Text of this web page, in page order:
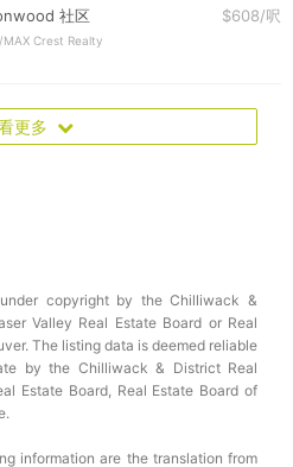
社区 $608/呎
MAX Crest Realty
更多
copyright by the Chilliwack &
Valley Real Estate Board or Real
The listing data is deemed reliable
by the Chilliwack & District Real
Estate Board, Real Estate Board of
information are the translation from